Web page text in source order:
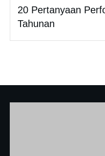
20 Pertanyaan
Tahunan